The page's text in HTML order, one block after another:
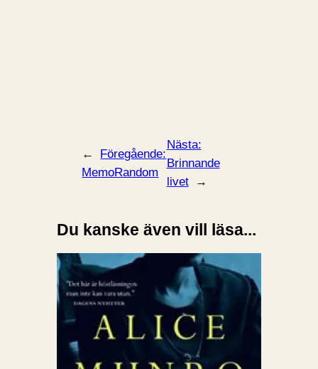
←
Föregående:
MemoRandom
Nästa:
Brinnande
livet
→
Du kanske även vill läsa...